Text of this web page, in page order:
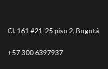
Cl. 161 #21-25 piso 2, Bogotá
+57 300 6397937